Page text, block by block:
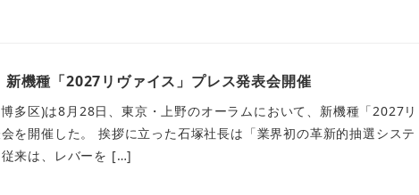
機種「2027リヴァイス」プレス発表会開催
多区)は8月28日、東京・上野のオーラムにおいて、新機種「2027リ
を開催した。 挨拶に立った石塚社長は「業界初の革新的抽選システ
来は、レバーを […]